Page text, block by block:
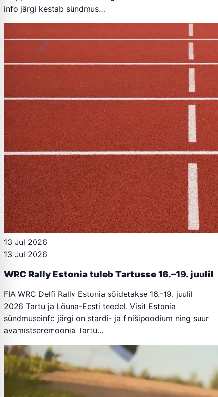
info järgi kestab sündmus…
13 Jul 2026
13 Jul 2026
WRC Rally Estonia tuleb Tartusse 16.–19. juulil
FIA WRC Delfi Rally Estonia sõidetakse 16.–19. juulil
2026 Tartu ja Lõuna-Eesti teedel. Visit Estonia
sündmuseinfo järgi on stardi- ja finišipoodium ning suur
avamistseremoonia Tartu…